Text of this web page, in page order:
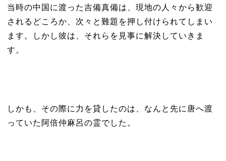
当時の中国に渡った吉備真備は、現地の人々から歓迎
されるどころか、次々と難題を押し付けられてしまい
ます。しかし彼は、それらを見事に解決していきま
す。
しかも、その際に力を貸したのは、なんと先に唐へ渡
っていた阿倍仲麻呂の霊でした。